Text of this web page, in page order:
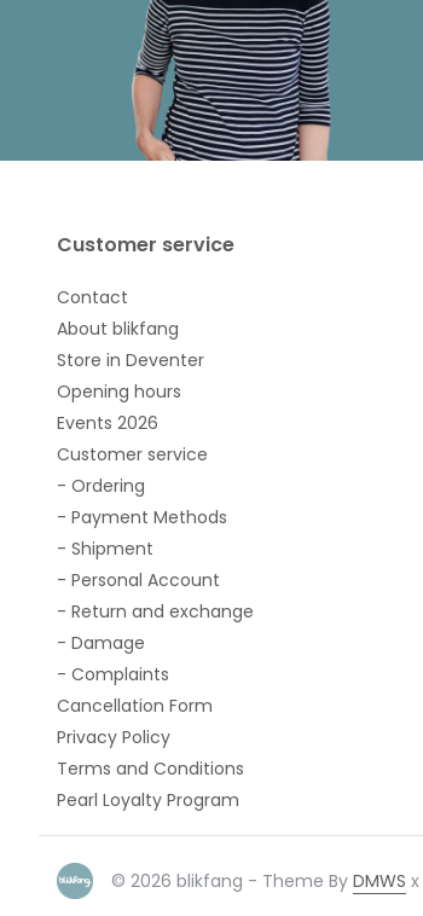
Customer service
Contact
About blikfang
Store in Deventer
Opening hours
Events 2026
Customer service
- Ordering
- Payment Methods
- Shipment
- Personal Account
- Return and exchange
- Damage
- Complaints
Cancellation Form
Privacy Policy
Terms and Conditions
Pearl Loyalty Program
© 2026 blikfang - Theme By DMWS x